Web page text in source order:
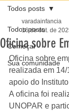
Todos posts
Começar
Sua comunidade
Todos posts
Oficina sobre
varadainfancia
16 de out. de
Oficina sobre
realizada em
apoio do
A oficina foi
UNOPAR e